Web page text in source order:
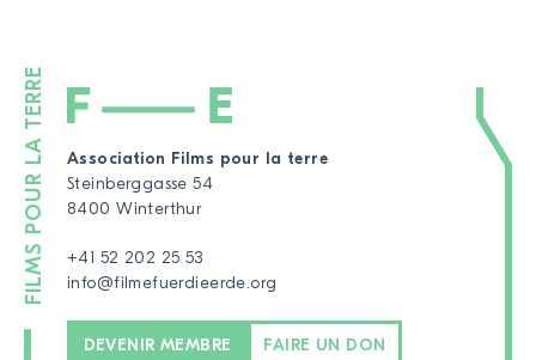
Association Films pour la terre
Steinberggasse 54
8400 Winterthur
+41 52 202 25 53
info@filmefuerdieerde.org
DEVENIR MEMBRE FAIRE UN DON